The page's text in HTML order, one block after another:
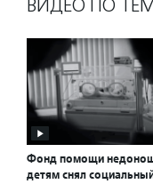
ВИДЕО ПО
Фонд помощи
детям снял